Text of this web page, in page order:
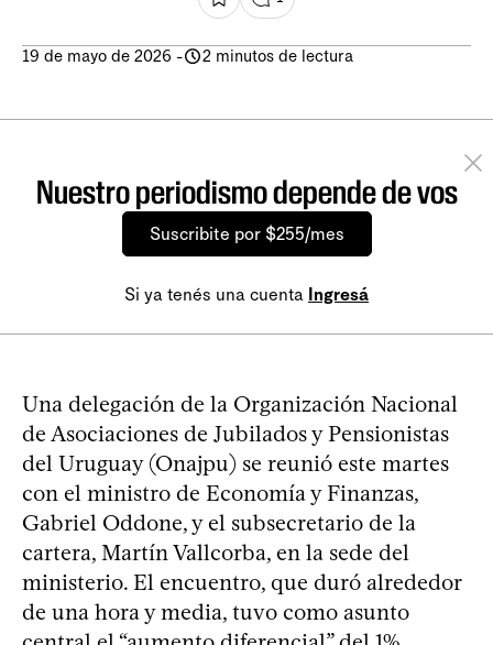
19 de mayo de 2026 - 2 minutos de lectura
Nuestro periodismo depende de vos
Suscribite por $255/mes
Si ya tenés una cuenta Ingresá
Una delegación de la Organización Nacional
de Asociaciones de Jubilados y Pensionistas
del Uruguay (Onajpu) se reunió este martes
con el ministro de Economía y Finanzas,
Gabriel Oddone, y el subsecretario de la
cartera, Martín Vallcorba, en la sede del
ministerio. El encuentro, que duró alrededor
de una hora y media, tuvo como asunto